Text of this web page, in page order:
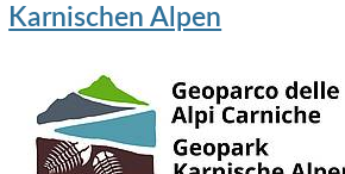
Karnischen Alpen